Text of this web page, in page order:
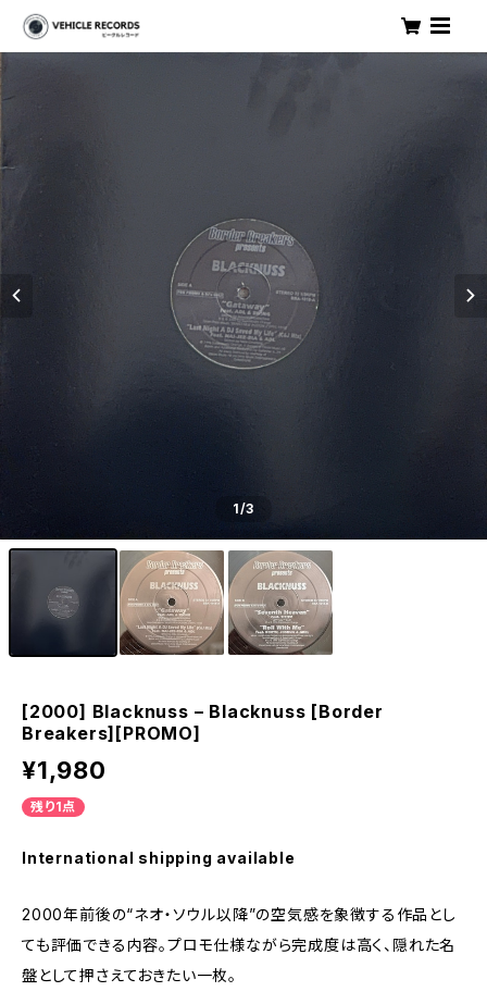
1/3
[2000] Blacknuss – Blacknuss [Border
Breakers][PROMO]
¥1,980
残り1点
International shipping available
2000年前後の“ネオ・ソウル以降”の空気感を象徴する作品とし
ても評価できる内容。プロモ仕様ながら完成度は高く、隠れた名
盤として押さえておきたい一枚。